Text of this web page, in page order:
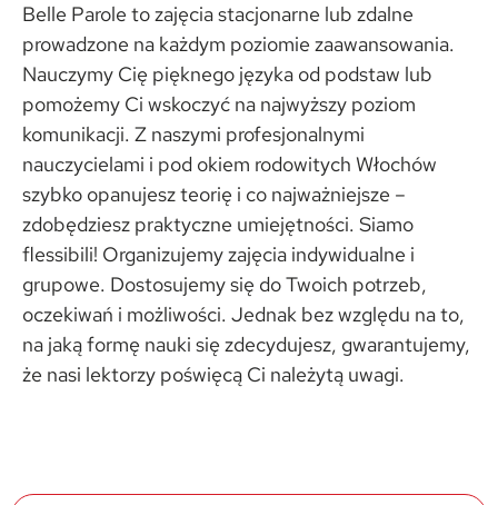
Belle Parole to zajęcia stacjonarne lub zdalne
prowadzone na każdym poziomie zaawansowania.
Nauczymy Cię pięknego języka od podstaw lub
pomożemy Ci wskoczyć na najwyższy poziom
komunikacji. Z naszymi profesjonalnymi
nauczycielami i pod okiem rodowitych Włochów
szybko opanujesz teorię i co najważniejsze –
zdobędziesz praktyczne umiejętności. Siamo
flessibili! Organizujemy zajęcia indywidualne i
grupowe. Dostosujemy się do Twoich potrzeb,
oczekiwań i możliwości. Jednak bez względu na to,
na jaką formę nauki się zdecydujesz, gwarantujemy,
że nasi lektorzy poświęcą Ci należytą uwagi.